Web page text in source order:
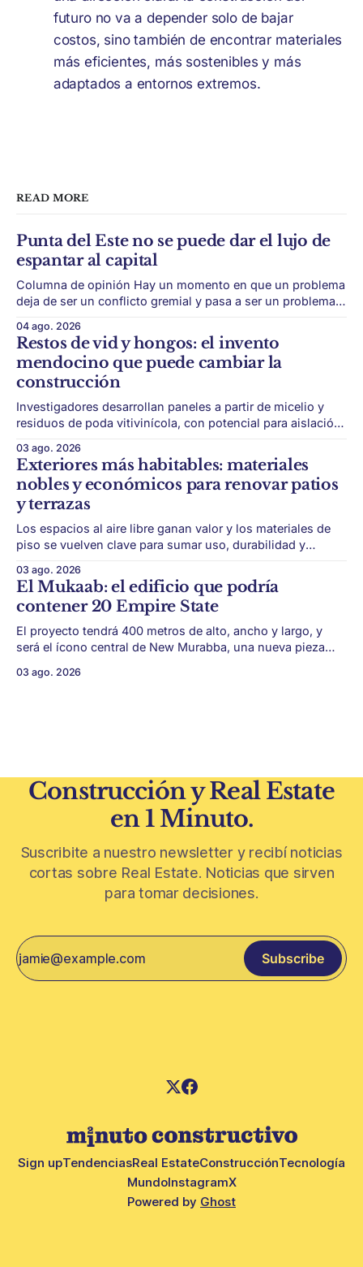
futuro no va a depender solo de bajar
costos, sino también de encontrar materiales
más eficientes, más sostenibles y más
adaptados a entornos extremos.
READ MORE
Punta del Este no se puede dar el lujo de
espantar al capital
Columna de opinión Hay un momento en que un problema
deja de ser un conflicto gremial y pasa a ser un problema
sin rodeos: lo que está en juego en Punta del Este no es
una obra, ni una temporada,
04 ago. 2026
Restos de vid y hongos: el invento
mendocino que puede cambiar la
construcción
Investigadores desarrollan paneles a partir de micelio y
residuos de poda vitivinícola, con potencial para aislación
puede convertir un residuo vitivinícola en un material de
construcción. El desarrollo parte de restos de poda de vid
y micelio, la parte vegetativa de los
03 ago. 2026
Exteriores más habitables: materiales
nobles y económicos para renovar patios
y terrazas
Los espacios al aire libre ganan valor y los materiales de
piso se vuelven clave para sumar uso, durabilidad y
y terrazas se volvieron protagonistas de la vivienda.
Después de años en los que el exterior era visto como un
plus,
03 ago. 2026
El Mukaab: el edificio que podría
contener 20 Empire State
El proyecto tendrá 400 metros de alto, ancho y largo, y
será el ícono central de New Murabba, una nueva pieza
avanza con una de las obras más ambiciosas del
03 ago. 2026
Construcción y Real Estate
en 1 Minuto.
Suscribite a nuestro newsletter y recibí noticias
cortas sobre Real Estate. Noticias que sirven
para tomar decisiones.
Subscribe
Sign upTendenciasReal EstateConstrucciónTecnología
MundoInstagramX
Powered by Ghost